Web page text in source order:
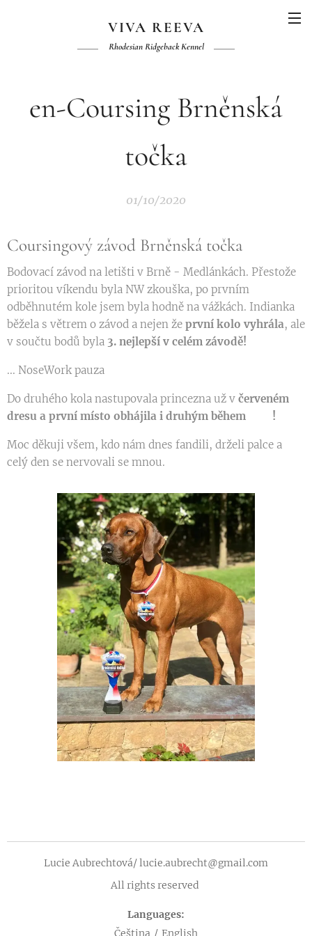
VIVA REEVA
Rhodesian Ridgeback Kennel
en-Coursing Brněnská
točka
01/10/2020
Coursingový závod Brněnská točka🏆🥇
Bodovací závod na letišti v Brně - Medlánkách. Přestože
prioritou víkendu byla NW zkouška, po prvním
odběhnutém kole jsem byla hodně na vážkách. Indianka
běžela s větrem o závod a nejen že první kolo vyhrála, ale
v součtu bodů byla 3. nejlepší v celém závodě!
... NoseWork pauza 😅
Do druhého kola nastupovala princezna už v červeném
dresu a první místo obhájila i druhým během❤🏆!
Moc děkuji všem, kdo nám dnes fandili, drželi palce a
celý den se nervovali se mnou.
Lucie Aubrechtová/ lucie.aubrecht@gmail.com
All rights reserved
Languages
Čeština
English